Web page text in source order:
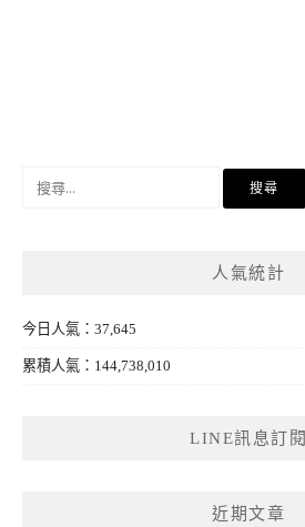
人氣統計
今日人氣：37,645
累積人氣：144,738,010
LINE訊息訂閱
近期文章